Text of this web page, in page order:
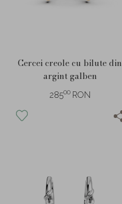
Cercei creole cu bilute din
argint galben
28500 RON